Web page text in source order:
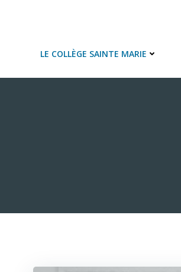
LE COLLÈGE SAINTE MARIE